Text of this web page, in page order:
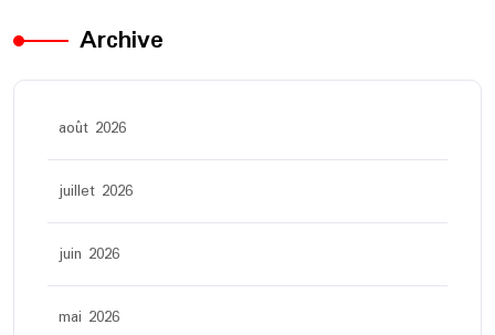
Archive
août 2026
juillet 2026
juin 2026
mai 2026